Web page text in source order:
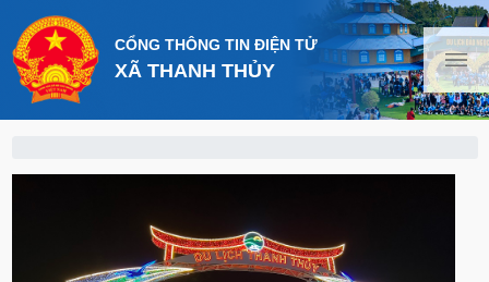
CỔNG THÔNG TIN ĐIỆN TỬ
XÃ THANH THỦY